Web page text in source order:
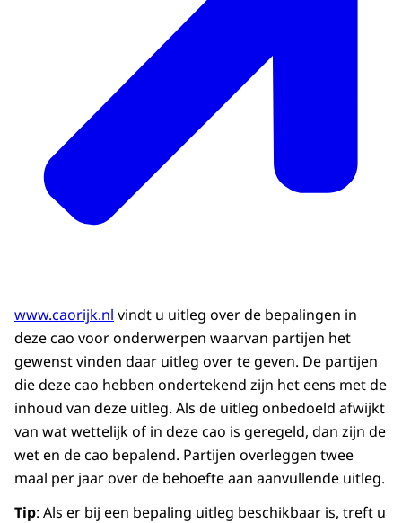
www.caorijk.nl vindt u uitleg over de bepalingen in
deze cao voor onderwerpen waarvan partijen het
gewenst vinden daar uitleg over te geven. De partijen
die deze cao hebben ondertekend zijn het eens met de
inhoud van deze uitleg. Als de uitleg onbedoeld afwijkt
van wat wettelijk of in deze cao is geregeld, dan zijn de
wet en de cao bepalend. Partijen overleggen twee
maal per jaar over de behoefte aan aanvullende uitleg.
Tip: Als er bij een bepaling uitleg beschikbaar is, treft u